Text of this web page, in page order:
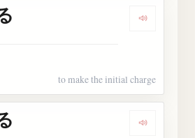
to make the initial charge